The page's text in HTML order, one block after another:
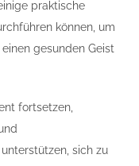
praktische
können, um
gesunden Geist
fortsetzen,
sich zu